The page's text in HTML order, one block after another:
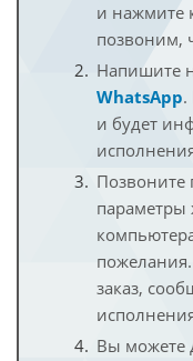
и нажмите
позвоним,
Напишите
WhatsApp.
и будет
Позвоните
параметры
заказ,
Вы можете